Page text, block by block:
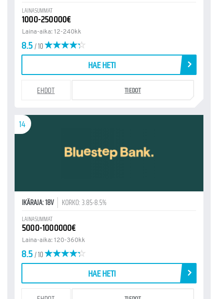
LAINASUMMAT
1000-250000€
Laina-aika: 12-240kk
8.5/ 10
HAE HETI
EHDOT TIEDOT
14
IKÄRAJA: 18V KORKO: 3.85-8.5%
LAINASUMMAT
5000-1000000€
Laina-aika: 120-360kk
8.5/ 10
HAE HETI